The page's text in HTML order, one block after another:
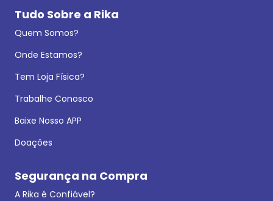
Tudo Sobre a Rika
Quem Somos?
Onde Estamos?
Tem Loja Física?
Trabalhe Conosco
Baixe Nosso APP
Doações
Segurança na Compra
A Rika é Confiável?